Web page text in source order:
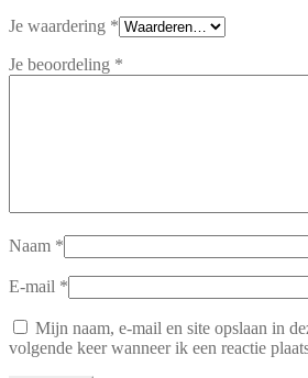
Je waardering *
Je beoordeling *
Naam *
E-mail *
Mijn naam, e-mail en site opslaan in
volgende keer wanneer ik een reactie